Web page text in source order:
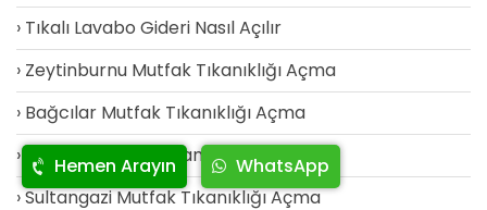
Tıkalı Lavabo Gideri Nasıl Açılır
Zeytinburnu Mutfak Tıkanıklığı Açma
Bağcılar Mutfak Tıkanıklığı Açma
Esenler Mutfak Tıkanıklığı Açma
Sultangazi Mutfak Tıkanıklığı Açma
Hemen Arayın WhatsApp